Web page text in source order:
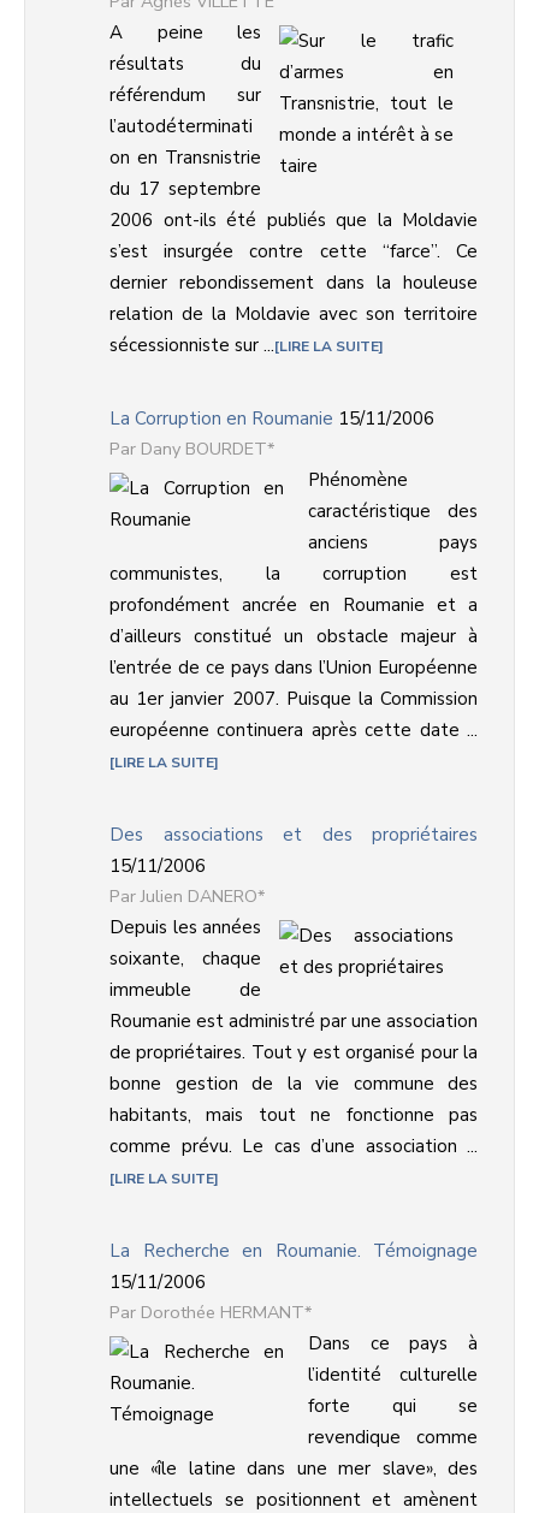
A peine les
résultats du
référendum sur
l’autodéterminati
on en Transnistrie
du 17 septembre
2006 ont-ils été publiés que la Moldavie
s’est insurgée contre cette “farce”. Ce
dernier rebondissement dans la houleuse
relation de la Moldavie avec son territoire
sécessionniste sur ... LIRE LA SUITE
La Corruption en Roumanie 15/11/2006
Dany BOURDET*
Phénomène
caractéristique des
anciens pays
communistes, la corruption est
profondément ancrée en Roumanie et a
d’ailleurs constitué un obstacle majeur à
l’entrée de ce pays dans l’Union Européenne
au 1er janvier 2007. Puisque la Commission
européenne continuera après cette date ...
LIRE LA SUITE
Des associations et des propriétaires
15/11/2006
Julien DANERO*
Depuis les années
soixante, chaque
immeuble de
Roumanie est administré par une association
de propriétaires. Tout y est organisé pour la
bonne gestion de la vie commune des
habitants, mais tout ne fonctionne pas
comme prévu. Le cas d’une association ...
LIRE LA SUITE
La Recherche en Roumanie. Témoignage
15/11/2006
Dorothée HERMANT*
Dans ce pays à
l’identité culturelle
forte qui se
revendique comme
une «île latine dans une mer slave», des
intellectuels se positionnent et amènent